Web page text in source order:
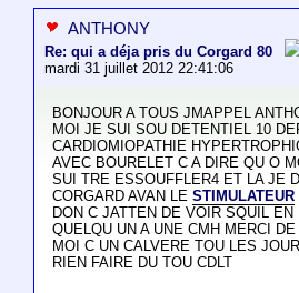
ANTHONY
Re: qui a déja pris du Corgard 80
mardi 31 juillet 2012 22:41:06
BONJOUR A TOUS JMAPPEL
MOI JE SUI SOU DETENTIEL 10
CARDIOMIOPATHIE
AVEC BOURELET C A DIRE QU O
SUI TRE ESSOUFFLER4 ET LA JE
CORGARD AVAN LE STIMULATEUR
DON C JATTEN DE VOIR SQUIL
QUELQU UN A UNE CMH MERCI
MOI C UN CALVERE TOU LES
RIEN FAIRE DU TOU CDLT